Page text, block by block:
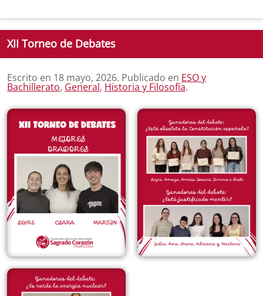
XII Torneo de Debates
Escrito en 18 mayo, 2026. Publicado en ESO y
Bachillerato, General, Historia y Filosofía.